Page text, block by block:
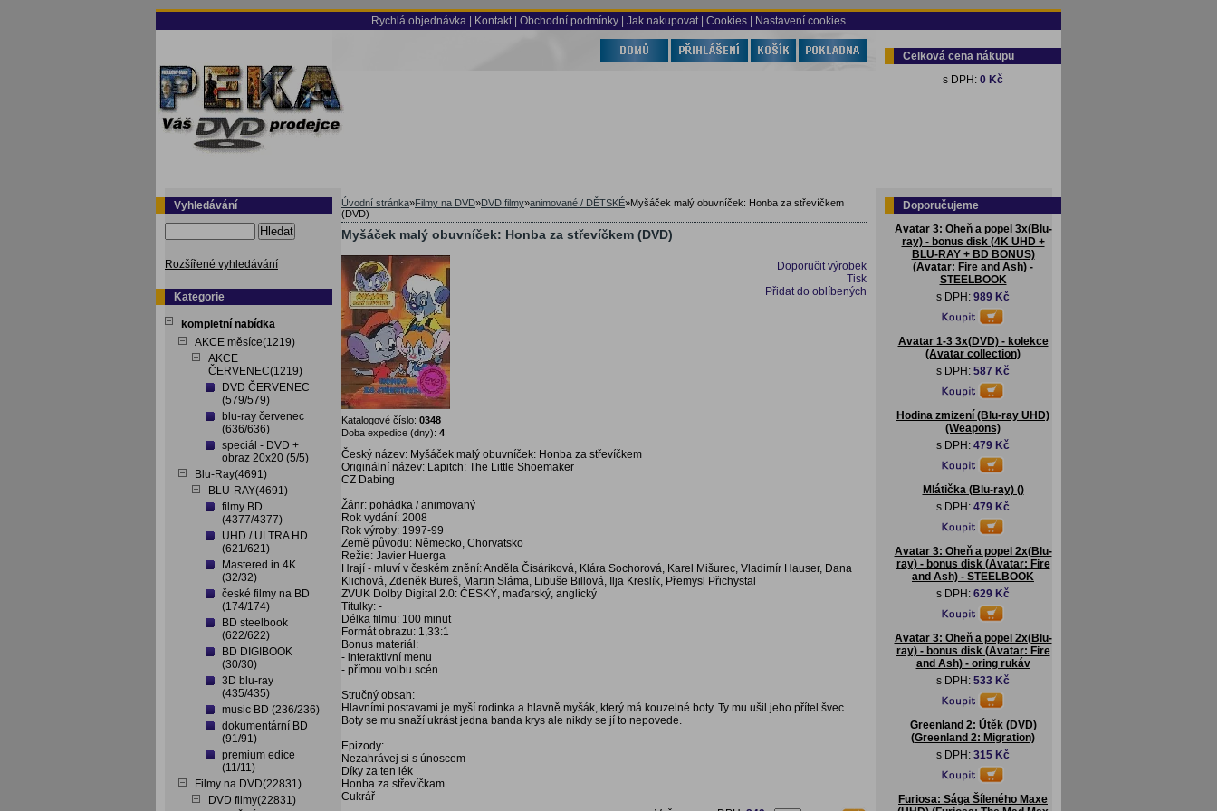
Rychlá objednávka Kontakt Obchodní podmínky Jak nakupovat | Cookies | Nastavení cookies
Celková cena nákupu
s DPH: 0 Kč
Vyhledávání
Hledat
Rozšířené vyhledávání
Kategorie
kompletní nabídka
AKCE měsíce(1219)
AKCE
ČERVENEC(1219)
DVD ČERVENEC
(579/579)
blu-ray červenec
(636/636)
speciál - DVD +
obraz 20x20 (5/5)
Blu-Ray(4691)
BLU-RAY(4691)
filmy BD
(4377/4377)
UHD / ULTRA HD
(621/621)
Mastered in 4K
(32/32)
české filmy na BD
(174/174)
BD steelbook
(622/622)
BD DIGIBOOK
(30/30)
3D blu-ray
(435/435)
music BD (236/236)
dokumentární BD
(91/91)
premium edice
(11/11)
Filmy na DVD(22831)
DVD filmy(22831)
Úvodní stránka»Filmy na DVD»DVD filmy»animované / DĚTSKÉ»Myšáček malý obuvníček: Honba za střevíčkem
(DVD)
Myšáček malý obuvníček: Honba za střevíčkem (DVD)
Doporučit výrobek
Tisk
Přidat do oblíbených
Katalogové číslo: 0348
Doba expedice (dny): 4
Český název: Myšáček malý obuvníček: Honba za střevíčkem
Originální název: Lapitch: The Little Shoemaker
CZ Dabing
Žánr: pohádka / animovaný
Rok vydání: 2008
Rok výroby: 1997-99
Země původu: Německo, Chorvatsko
Režie: Javier Huerga
Hrají - mluví v českém znění: Anděla Čisáriková, Klára Sochorová, Karel Mišurec, Vladimír Hauser, Dana
Klichová, Zdeněk Bureš, Martin Sláma, Libuše Billová, Ilja Kreslík, Přemysl Přichystal
ZVUK Dolby Digital 2.0: ČESKÝ, maďarský, anglický
Titulky: -
Délka filmu: 100 minut
Formát obrazu: 1,33:1
Bonus materiál:
- interaktivní menu
- přímou volbu scén
Stručný obsah:
Hlavními postavami je myší rodinka a hlavně myšák, který má kouzelné boty. Ty mu ušil jeho přítel švec.
Boty se mu snaží ukrást jedna banda krys ale nikdy se jí to nepovede.
Epizody:
Nezahrávej si s únoscem
Díky za ten lék
Honba za střevíčkam
Cukrář
Doporučujeme
Avatar 3: Oheň a popel 3x(Blu-
ray) - bonus disk (4K UHD +
BLU-RAY + BD BONUS)
(Avatar: Fire and Ash) -
STEELBOOK
s DPH: 989 Kč
Avatar 1-3 3x(DVD) - kolekce
(Avatar collection)
s DPH: 587 Kč
Hodina zmizení (Blu-ray UHD)
(Weapons)
s DPH: 479 Kč
Mlátička (Blu-ray) ()
s DPH: 479 Kč
Avatar 3: Oheň a popel 2x(Blu-
ray) - bonus disk (Avatar: Fire
and Ash) - STEELBOOK
s DPH: 629 Kč
Avatar 3: Oheň a popel 2x(Blu-
ray) - bonus disk (Avatar: Fire
and Ash) - oring rukáv
s DPH: 533 Kč
Greenland 2: Útěk (DVD)
(Greenland 2: Migration)
s DPH: 315 Kč
Furiosa: Sága Šíleného Maxe